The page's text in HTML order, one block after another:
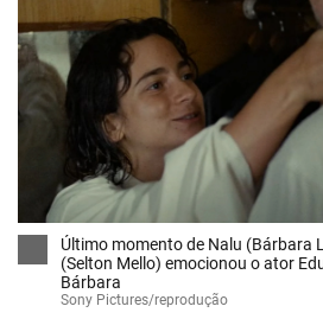
Último momento de Nalu (Bárbara
(Selton Mello) emocionou o ator
Bárbara
Sony Pictures/reprodução